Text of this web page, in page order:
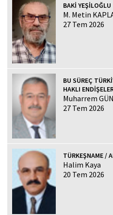
BAKİ YEŞİLOĞLU
M. Metin
27 Tem 2026
BU SÜREÇ
HAKLI
Muharrem
27 Tem 2026
TÜRKEŞNAME /
Halim Kaya
20 Tem 2026